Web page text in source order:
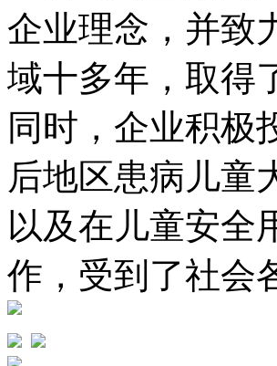
企业理念，并致
域十多年，取得
同时，企业积极
后地区患病儿童
以及在儿童安全
作，受到了社会